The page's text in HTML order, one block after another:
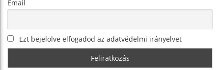
Email
Ezt bejelölve elfogadod az adatvédelmi irányelvet